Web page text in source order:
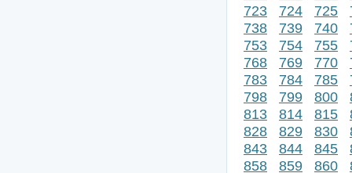
723
724 725
738
739 740
753
754 755
768
769 770
783
784 785
798
799 800
813
814 815
828
829 830
843
844 845
858
859 860